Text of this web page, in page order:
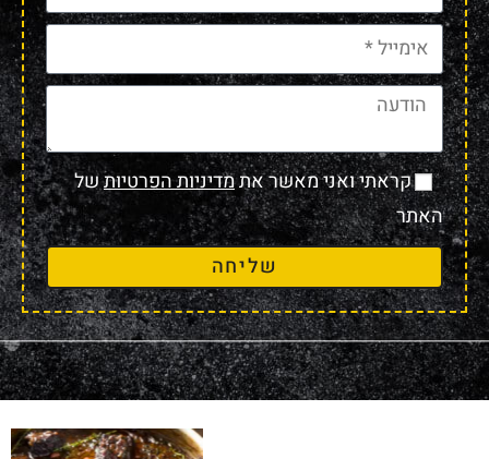
קראתי ואני מאשר אתמדיניות הפרטיותשל
האתר
שליחה